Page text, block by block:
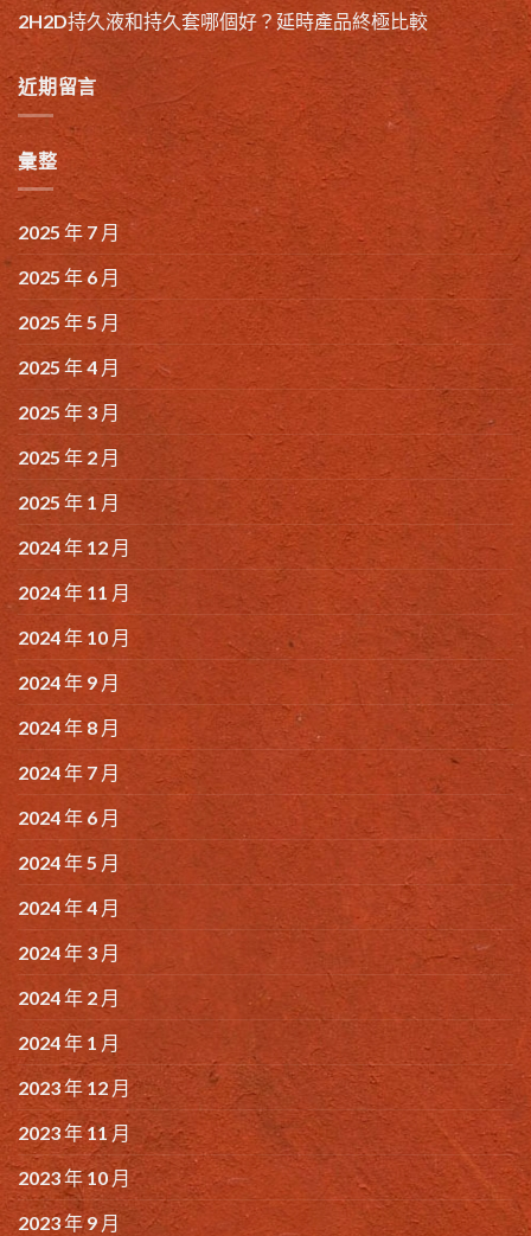
2H2D持久液和持久套哪個好？延時產品終極比較
近期留言
彙整
2025 年 7 月
2025 年 6 月
2025 年 5 月
2025 年 4 月
2025 年 3 月
2025 年 2 月
2025 年 1 月
2024 年 12 月
2024 年 11 月
2024 年 10 月
2024 年 9 月
2024 年 8 月
2024 年 7 月
2024 年 6 月
2024 年 5 月
2024 年 4 月
2024 年 3 月
2024 年 2 月
2024 年 1 月
2023 年 12 月
2023 年 11 月
2023 年 10 月
2023 年 9 月